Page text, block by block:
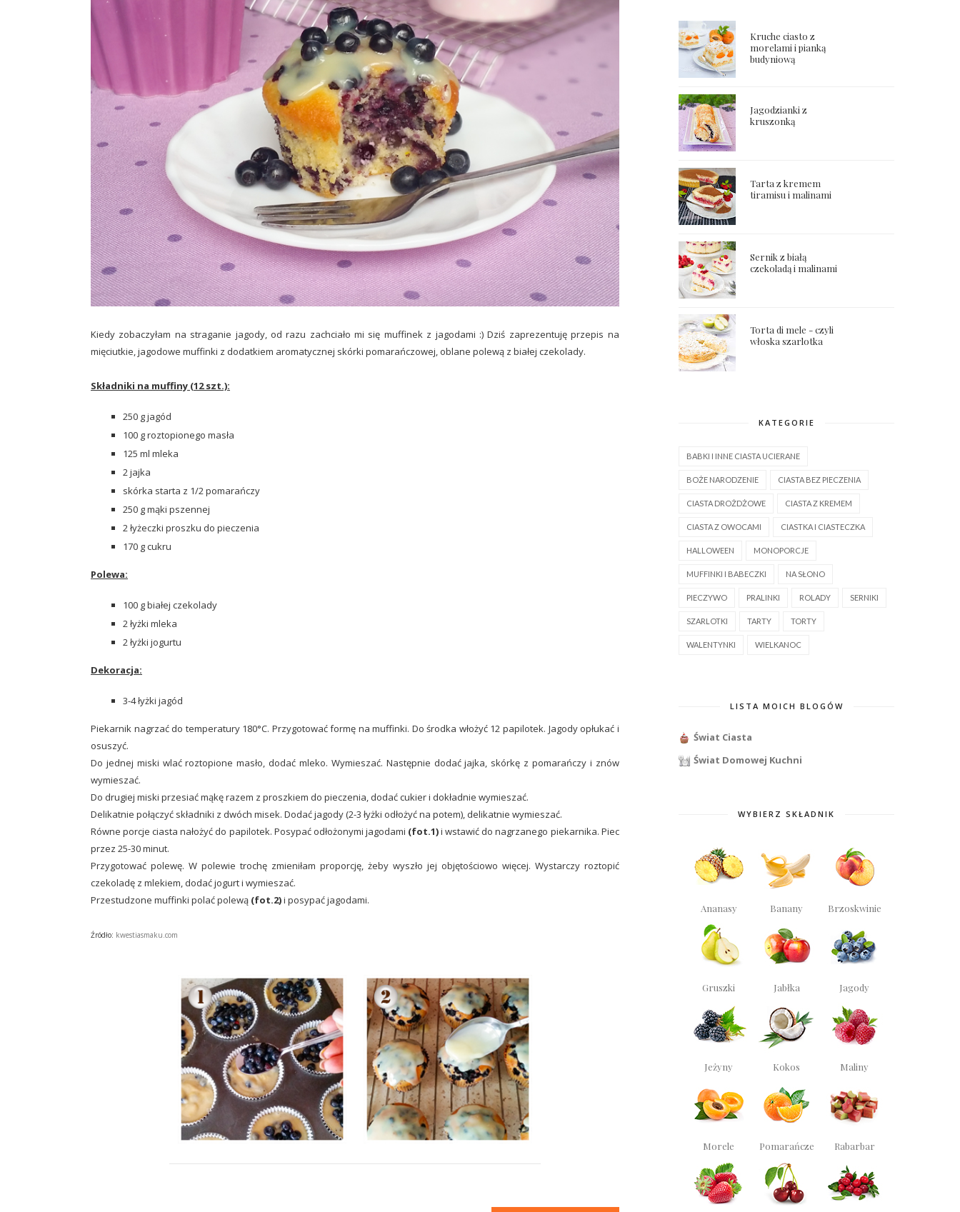
Kiedy zobaczyłam na straganie jagody, od razu zachciało mi się muffinek z jagodami :) Dziś zaprezentuję przepis na
mięciutkie, jagodowe muffinki z dodatkiem aromatycznej skórki pomarańczowej, oblane polewą z białej czekolady.
Składniki na muffiny (12 szt.):
250 g jagód
100 g roztopionego masła
125 ml mleka
2 jajka
skórka starta z 1/2 pomarańczy
250 g mąki pszennej
2 łyżeczki proszku do pieczenia
170 g cukru
Polewa:
100 g białej czekolady
2 łyżki mleka
2 łyżki jogurtu
Dekoracja:
3-4 łyżki jagód
Piekarnik nagrzać do temperatury 180°C. Przygotować formę na muffinki. Do środka włożyć 12 papilotek. Jagody opłukać i
osuszyć.
Do jednej miski wlać roztopione masło, dodać mleko. Wymieszać. Następnie dodać jajka, skórkę z pomarańczy i znów
wymieszać.
Do drugiej miski przesiać mąkę razem z proszkiem do pieczenia, dodać cukier i dokładnie wymieszać.
Delikatnie połączyć składniki z dwóch misek. Dodać jagody (2-3 łyżki odłożyć na potem), delikatnie wymieszać.
Równe porcje ciasta nałożyć do papilotek. Posypać odłożonymi jagodami (fot.1)i wstawić do nagrzanego piekarnika. Piec
przez 25-30 minut.
Przygotować polewę. W polewie trochę zmieniłam proporcję, żeby wyszło jej objętościowo więcej. Wystarczy roztopić
czekoladę z mlekiem, dodać jogurt i wymieszać.
Przestudzone muffinki polać polewą (fot.2)i posypać jagodami.
Źródło: kwestiasmaku.com
Kruche ciasto z
morelami i pianką
budyniową
Jagodzianki z
kruszonką
Tarta z kremem
tiramisu i malinami
Sernik z białą
czekoladą i malinami
Torta di mele - czyli
włoska szarlotka
KATEGORIE
BABKI I INNE CIASTA UCIERANE
BOŻE NARODZENIE CIASTA BEZ PIECZENIA
CIASTA DROŻDŻOWE CIASTA Z KREMEM
CIASTA Z OWOCAMI CIASTKA I CIASTECZKA
HALLOWEEN MONOPORCJE
MUFFINKI I BABECZKI NA SŁONO
PIECZYWO PRALINKI ROLADY SERNIKI
SZARLOTKI TARTY TORTY
WALENTYNKI WIELKANOC
LISTA MOICH BLOGÓW
Świat Ciasta
Świat Domowej Kuchni
WYBIERZ SKŁADNIK
Ananasy Banany Brzoskwinie
Gruszki Jabłka Jagody
Jeżyny Kokos Maliny
Morele Pomarańcze Rabarbar